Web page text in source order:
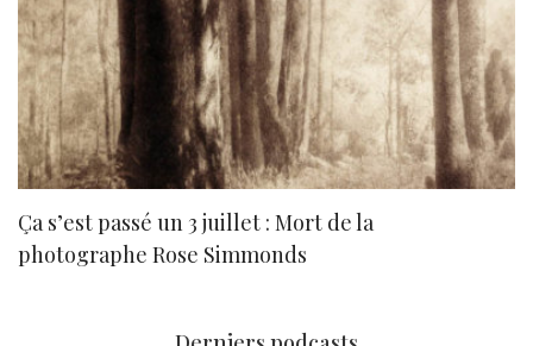
Ça s’est passé un 3 juillet : Mort de la
photographe Rose Simmonds